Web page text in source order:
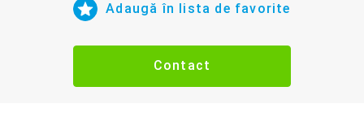
Adaugă în lista de favorite
Contact